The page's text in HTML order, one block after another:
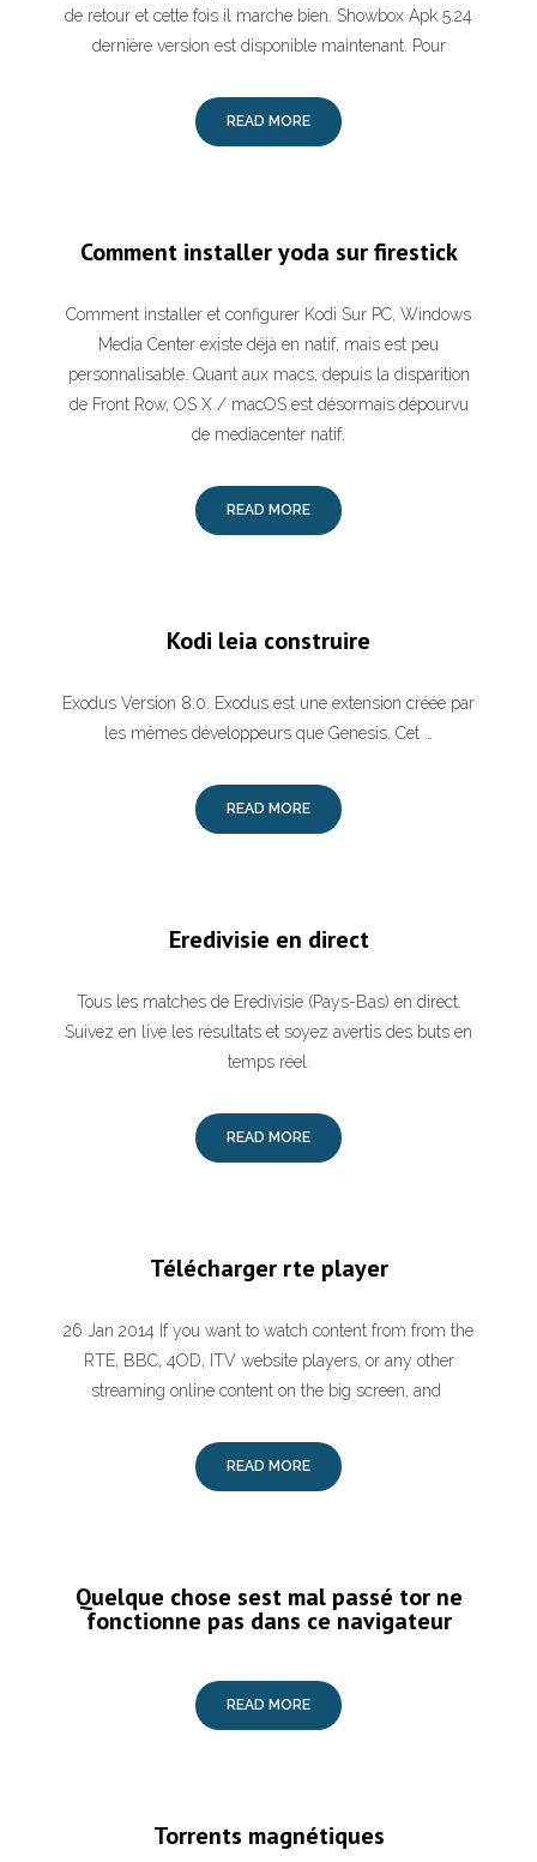
de retour et cette fois il marche bien. Showbox Apk 5.24
dernière version est disponible maintenant. Pour
READ MORE
Comment installer yoda sur firestick
Comment installer et configurer Kodi Sur PC, Windows
Media Center existe déjà en natif, mais est peu
personnalisable. Quant aux macs, depuis la disparition
de Front Row, OS X / macOS est désormais dépourvu
de mediacenter natif.
READ MORE
Kodi leia construire
Exodus Version 8.0. Exodus est une extension créée par
les mêmes développeurs que Genesis. Cet …
READ MORE
Eredivisie en direct
Tous les matches de Eredivisie (Pays-Bas) en direct.
Suivez en live les résultats et soyez avertis des buts en
temps réel.
READ MORE
Télécharger rte player
26 Jan 2014 If you want to watch content from from the
RTE, BBC, 4OD, ITV website players, or any other
streaming online content on the big screen, and
READ MORE
Quelque chose sest mal passé tor ne
fonctionne pas dans ce navigateur
READ MORE
Torrents magnétiques